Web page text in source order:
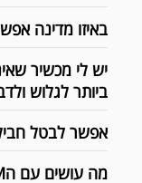
באיזו מדינה
ביותר לגלוש
אפשר לבטל
מה עושים עם הeSIM לאחר החזרה לארץ?